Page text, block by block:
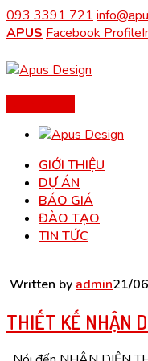
093 3391 721
APUS Facebook Profile
GIỚI THIỆU
DỰ ÁN
BÁO GIÁ
ĐÀO TẠO
TIN TỨC
Written by admin21/
THIẾT KẾ NHẬN